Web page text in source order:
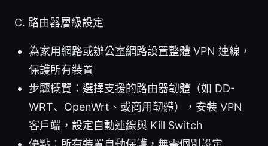
C. 路由器層級設定
為家用網路或辦公室網路設置整體 VPN 連線，
保護所有裝置
步驟概覽：選擇支援的路由器韌體（如 DD-
WRT、OpenWrt、或商用韌體），安裝 VPN
客戶端，設定自動連線與 Kill Switch